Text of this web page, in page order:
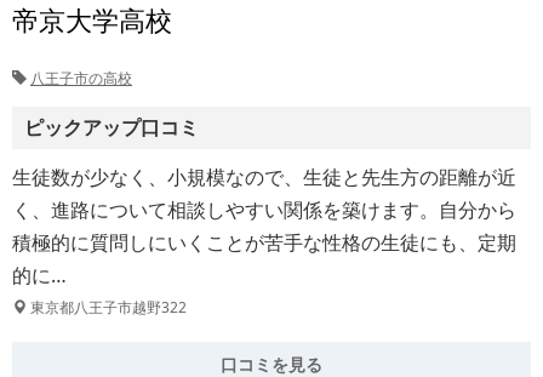
帝京大学高校
八王子市の高校
ピックアップ口コミ
生徒数が少なく、小規模なので、生徒と先生方の距離が近
く、進路について相談しやすい関係を築けます。自分から
積極的に質問しにいくことが苦手な性格の生徒にも、定期
的に…
東京都八王子市越野322
口コミを見る